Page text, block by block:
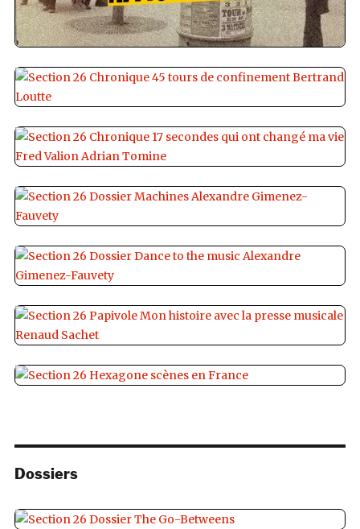
Dossiers